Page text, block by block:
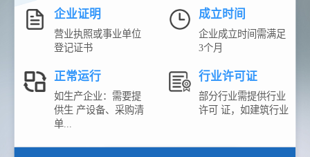
企业证明
营业执照或事业单位
登记证书
成立时间
企业成立时间需满足
3个月
正常运行
如生产企业：需要提
供生 产设备、采购清
单...
行业许可证
部分行业需提供行业
许可 证，如建筑行业